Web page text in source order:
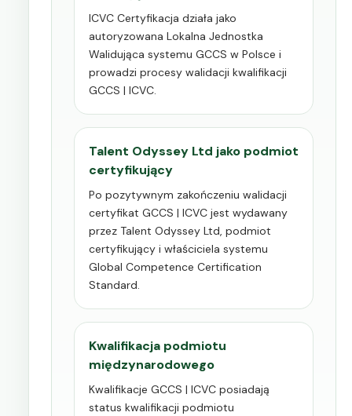
ICVC Certyfikacja działa jako
autoryzowana Lokalna Jednostka
Walidująca systemu GCCS w Polsce i
prowadzi procesy walidacji kwalifikacji
GCCS | ICVC.
Talent Odyssey Ltd jako podmiot
certyfikujący
Po pozytywnym zakończeniu walidacji
certyfikat GCCS | ICVC jest wydawany
przez Talent Odyssey Ltd, podmiot
certyfikujący i właściciela systemu
Global Competence Certification
Standard.
Kwalifikacja podmiotu
międzynarodowego
Kwalifikacje GCCS | ICVC posiadają
status kwalifikacji podmiotu